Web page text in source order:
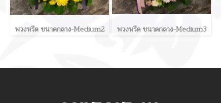
พวงหรีด ขนาดกลาง-Medium2 พวงหรีด ขนาดกลาง-Medium3